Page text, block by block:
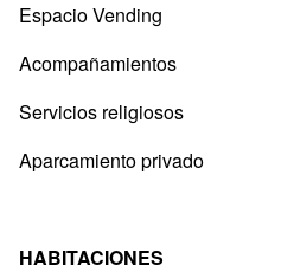
Espacio Vending
Acompañamientos
Servicios religiosos
Aparcamiento privado
HABITACIONES